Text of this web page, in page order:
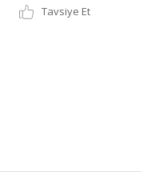
Tavsiye Et